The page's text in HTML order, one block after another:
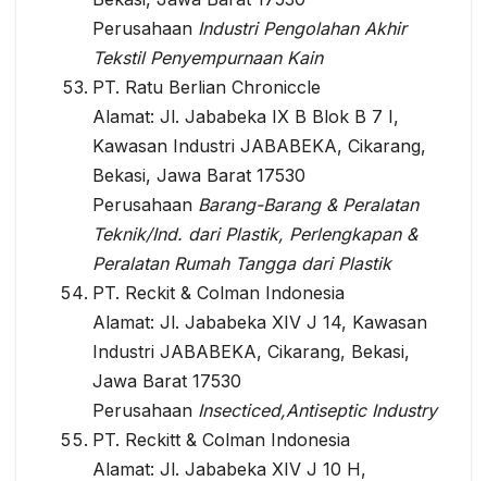
Perusahaan Industri Pengolahan Akhir
Tekstil Penyempurnaan Kain
PT. Ratu Berlian Chroniccle
Alamat: Jl. Jababeka IX B Blok B 7 I,
Kawasan Industri JABABEKA, Cikarang,
Bekasi, Jawa Barat 17530
Perusahaan Barang-Barang & Peralatan
Teknik/Ind. dari Plastik, Perlengkapan &
Peralatan Rumah Tangga dari Plastik
PT. Reckit & Colman Indonesia
Alamat: Jl. Jababeka XIV J 14, Kawasan
Industri JABABEKA, Cikarang, Bekasi,
Jawa Barat 17530
Perusahaan Insecticed,Antiseptic Industry
PT. Reckitt & Colman Indonesia
Alamat: Jl. Jababeka XIV J 10 H,